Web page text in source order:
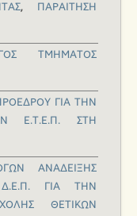
, ΠΑΡΑΙΤΗΣΗ
ΤΜΗΜΑΤΟΣ
ΓΙΑ ΤΗΝ
Ε.Τ.Ε.Π. ΣΤΗ
ΑΝΑΔΕΙΞΗΣ
ΓΙΑ ΤΗΝ
ΘΕΤΙΚΩΝ